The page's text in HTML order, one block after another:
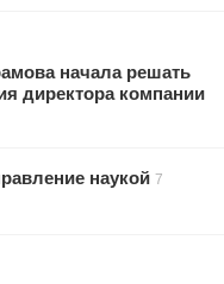
начала решать
директора компании
наукой 7